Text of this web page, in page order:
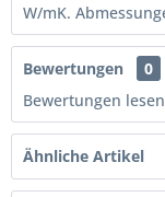
W/mK.
Bewertungen
0
Bewertungen
Ähnliche Artikel